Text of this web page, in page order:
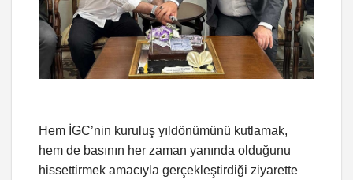
Hem İGC’nin kuruluş yıldönümünü kutlamak,
hem de basının her zaman yanında olduğunu
hissettirmek amacıyla gerçekleştirdiği ziyarette